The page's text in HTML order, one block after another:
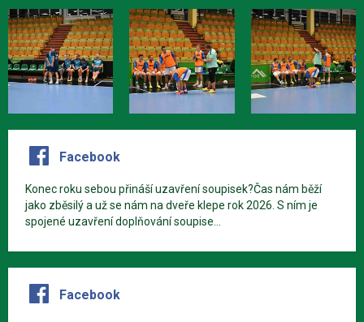
Facebook
Konec roku sebou přináší uzavření soupisek?Čas nám běží
jako zběsilý a už se nám na dveře klepe rok 2026. S ním je
spojené uzavření doplňování soupise...
Facebook